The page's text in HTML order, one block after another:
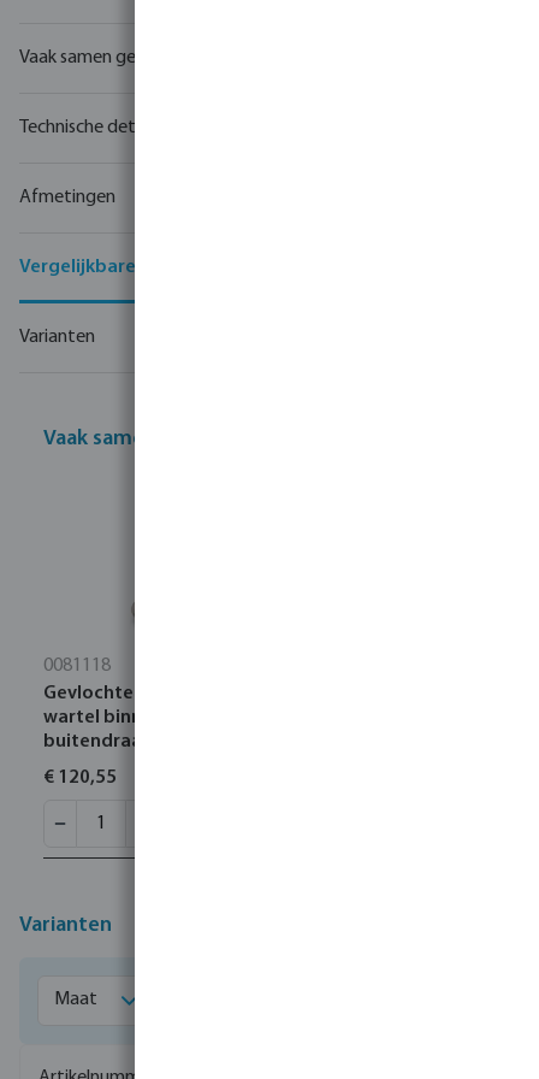
Vaak samen gekocht
Technische details
Afmetingen
Vergelijkbare producten
Varianten
Vaak samen gekocht
0081118
Gevlochten slang RVS/silicone 1" buitendraad x
wartel binnendraad 6bar DN25 100cm RVS messing
buitendraad KTW/DVGW type recht
€ 120,55
Varianten